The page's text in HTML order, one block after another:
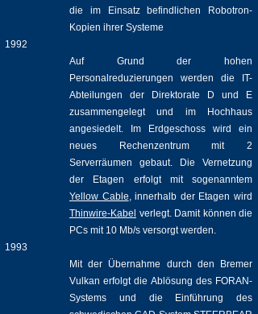
die im Einsatz befindlichen Robotron-
Kopien ihrer Systeme
1992
Auf Grund der hohen
Personalreduzierungen werden die IT-
Abteilungen der Direktorate D und E
zusammengelegt und im Hochhaus
angesiedelt. Im Erdgeschoss wird ein
neues Rechenzentrum mit 2
Serverräumen gebaut. Die Vernetzung
der Etagen erfolgt mit sogenanntem
Yellow Cable, innerhalb der Etagen wird
Thinwire-Kabel verlegt. Damit können die
PCs mit 10 Mb/s versorgt werden.
1993
Mit der Übernahme durch den Bremer
Vulkan erfolgt die Ablösung des FORAN-
Systems und die Einführung des